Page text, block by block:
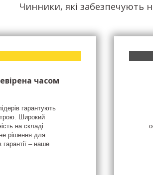
Чинники, які забезпечують
часом
гарантують
Широкий
на складі
рішення для
гарантії – наше